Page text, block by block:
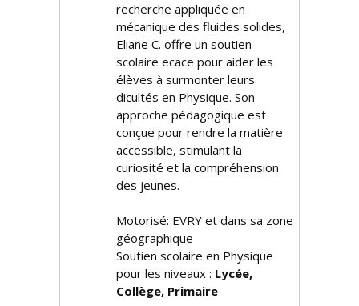
recherche appliquée en
mécanique des fluides solides,
Eliane C. offre un soutien
scolaire efficace pour aider les
élèves à surmonter leurs
difficultés en Physique. Son
approche pédagogique est
conçue pour rendre la matière
accessible, stimulant la
curiosité et la compréhension
des jeunes.
Motorisé: EVRY et dans sa zone
géographique
Soutien scolaire en Physique
pour les niveaux : Lycée,
Collège, Primaire